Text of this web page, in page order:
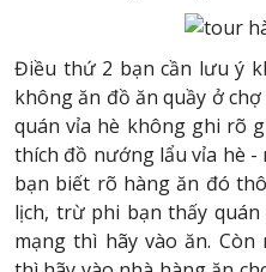
Điều thứ 2 bạn cần lưu ý
không ăn đồ ăn quầy ở
quán vỉa hè không ghi rõ
thích đồ nướng lẩu vỉa hè
bạn biết rõ hàng ăn đó
lịch, trừ phi bạn thấy
mạng thì hãy vào ăn.